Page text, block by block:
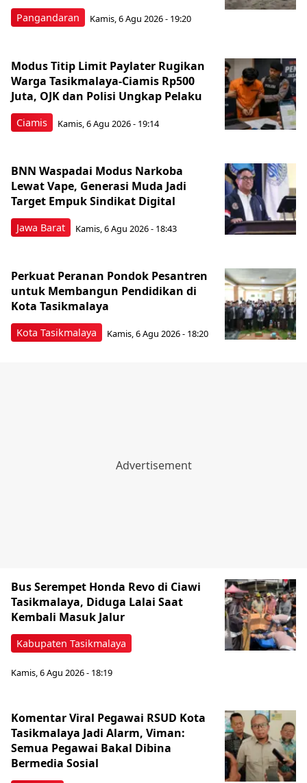
Pangandaran Kamis, 6 Agu 2026 - 19:20
Ciamis
Modus Titip Limit Paylater Rugikan
Warga Tasikmalaya-Ciamis Rp500
Juta, OJK dan Polisi Ungkap Pelaku
Kamis, 6 Agu 2026 - 19:14
Jawa Barat
BNN Waspadai Modus Narkoba
Lewat Vape, Generasi Muda Jadi
Target Empuk Sindikat Digital
Kamis, 6 Agu 2026 - 18:43
Kota Tasikmalaya
Perkuat Peranan Pondok Pesantren
untuk Membangun Pendidikan di
Kota Tasikmalaya ‎
Kamis, 6 Agu 2026 - 18:20
Kabupaten Tasikmalaya
Bus Serempet Honda Revo di Ciawi
Tasikmalaya, Diduga Lalai Saat
Kembali Masuk Jalur
Kamis, 6 Agu 2026 - 18:19
Komentar Viral Pegawai RSUD Kota
Tasikmalaya Jadi Alarm, Viman:
Semua Pegawai Bakal Dibina
Bermedia Sosial